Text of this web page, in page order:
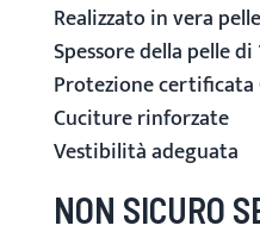
Realizzato in vera
Spessore della pelle di
Protezione certificata
Cuciture rinforzate
Vestibilità adeguata
NON SICURO